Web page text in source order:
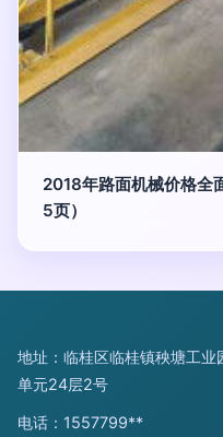
2018年路面机械价格全
5页）
地址：临桂区临桂镇秧塘工业
单元24层2号
电话：1557799**